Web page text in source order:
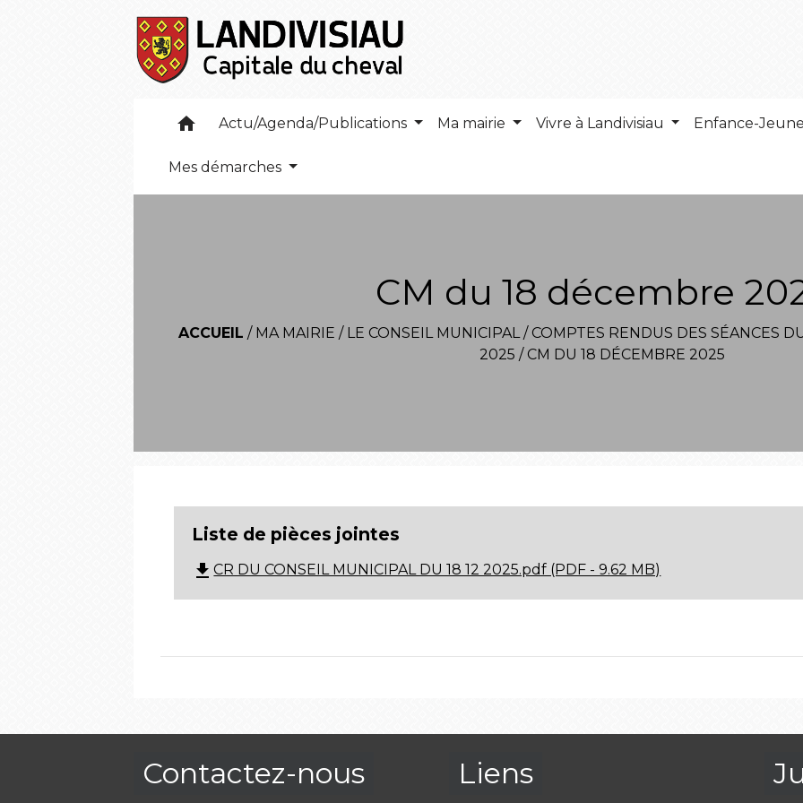
home Actu/Agenda/Publications Ma mairie Vivre à Landivisiau Enfance-
Mes démarches
CM du 18 décembre
ACCUEIL / MA MAIRIE / LE CONSEIL MUNICIPAL/ COMPTES RENDUS DES SÉANCES
2025 / CM DU 18 DÉCEMBRE 2025
Liste de pièces jointes
file_downloadCR DU CONSEIL MUNICIPAL DU 18 12 2025.pdf (PDF - 9.62 MB)
Contactez-nous Liens